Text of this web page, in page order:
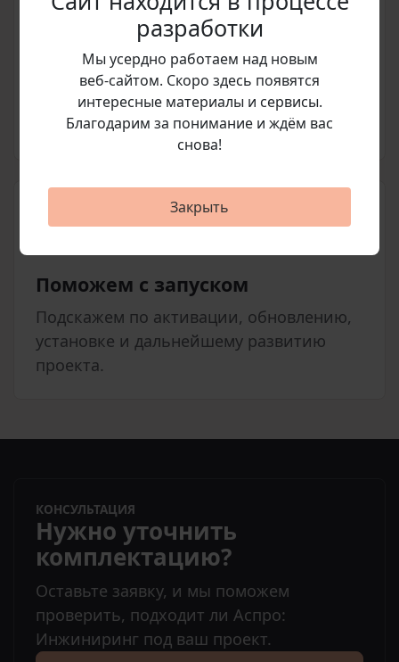
Подготовим счет
Согласуем позицию, стоимость и
условия покупки перед оплатой.
Поможем с запуском
Подскажем по активации, обновлению,
установке и дальнейшему развитию
проекта.
КОНСУЛЬТАЦИЯ
Нужно уточнить
комплектацию?
Оставьте заявку, и мы поможем
проверить, подходит ли Аспро:
Инжиниринг под ваш проект.
разработки
Мы усердно работаем над новым
веб‑сайтом. Скоро здесь появятся
интересные материалы и сервисы.
Благодарим за понимание и ждём вас
снова!
Закрыть